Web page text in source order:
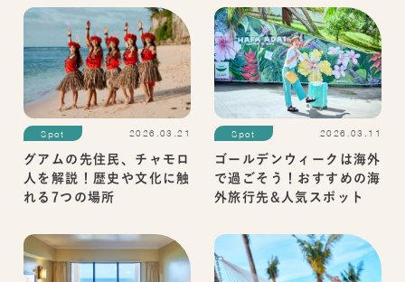
Spot 2026.03.21
グアムの先住民、チャモロ
人を解説！歴史や文化に触
れる7つの場所
Spot 2026.03.11
ゴールデンウィークは海外
で過ごそう！おすすめの海
外旅行先&人気スポット